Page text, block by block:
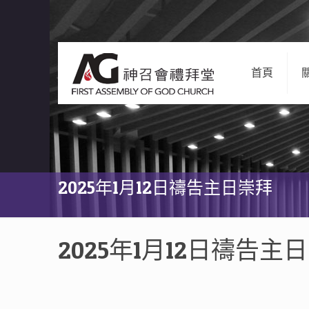
首頁
2025年1月12日禱告主日崇拜
2025年1月12日禱告主